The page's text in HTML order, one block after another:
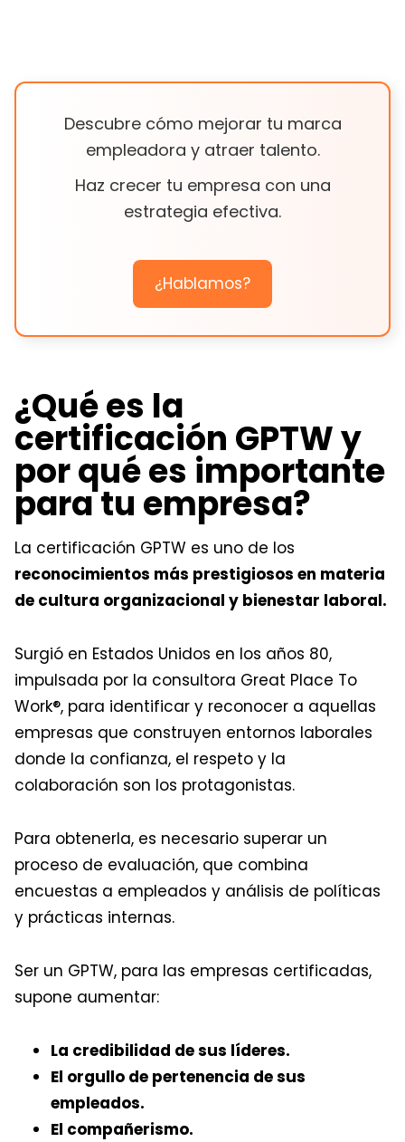
Descubre cómo mejorar tu marca
empleadora y atraer talento.
Haz crecer tu empresa con una
estrategia efectiva.
¿Hablamos?
¿Qué es la
certificación GPTW y
por qué es importante
para tu empresa?
La certificación GPTW es uno de los
reconocimientos más prestigiosos en materia
de cultura organizacional y bienestar laboral.
Surgió en Estados Unidos en los años 80,
impulsada por la consultora Great Place To
Work®, para identificar y reconocer a aquellas
empresas que construyen entornos laborales
donde la confianza, el respeto y la
colaboración son los protagonistas.
Para obtenerla, es necesario superar un
proceso de evaluación, que combina
encuestas a empleados y análisis de políticas
y prácticas internas.
Ser un GPTW, para las empresas certificadas,
supone aumentar:
La credibilidad de sus líderes.
El orgullo de pertenencia de sus
empleados.
El compañerismo.